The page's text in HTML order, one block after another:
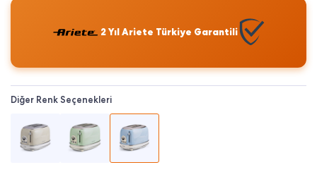
2 Yıl Ariete Türkiye Garantili
Diğer Renk Seçenekleri